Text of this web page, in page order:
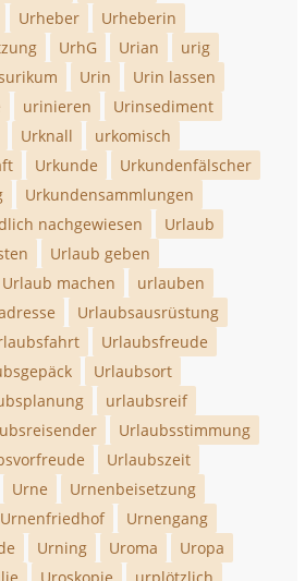
Urheber
Urheberin
UrhG Urian
urig
Urin
Urin lassen
urinieren
Urinsediment
Urknall
urkomisch
Urkunde
Urkundenfälscher
Urkundensammlungen
nachgewiesen
Urlaub
Urlaub geben
Urlaub machen
urlauben
Urlaubsausrüstung
Urlaubsfreude
Urlaubsort
urlaubsreif
Urlaubsstimmung
Urlaubszeit
Urne
Urnenbeisetzung
Urnenfriedhof
Urnengang
Urning Uroma
Uropa